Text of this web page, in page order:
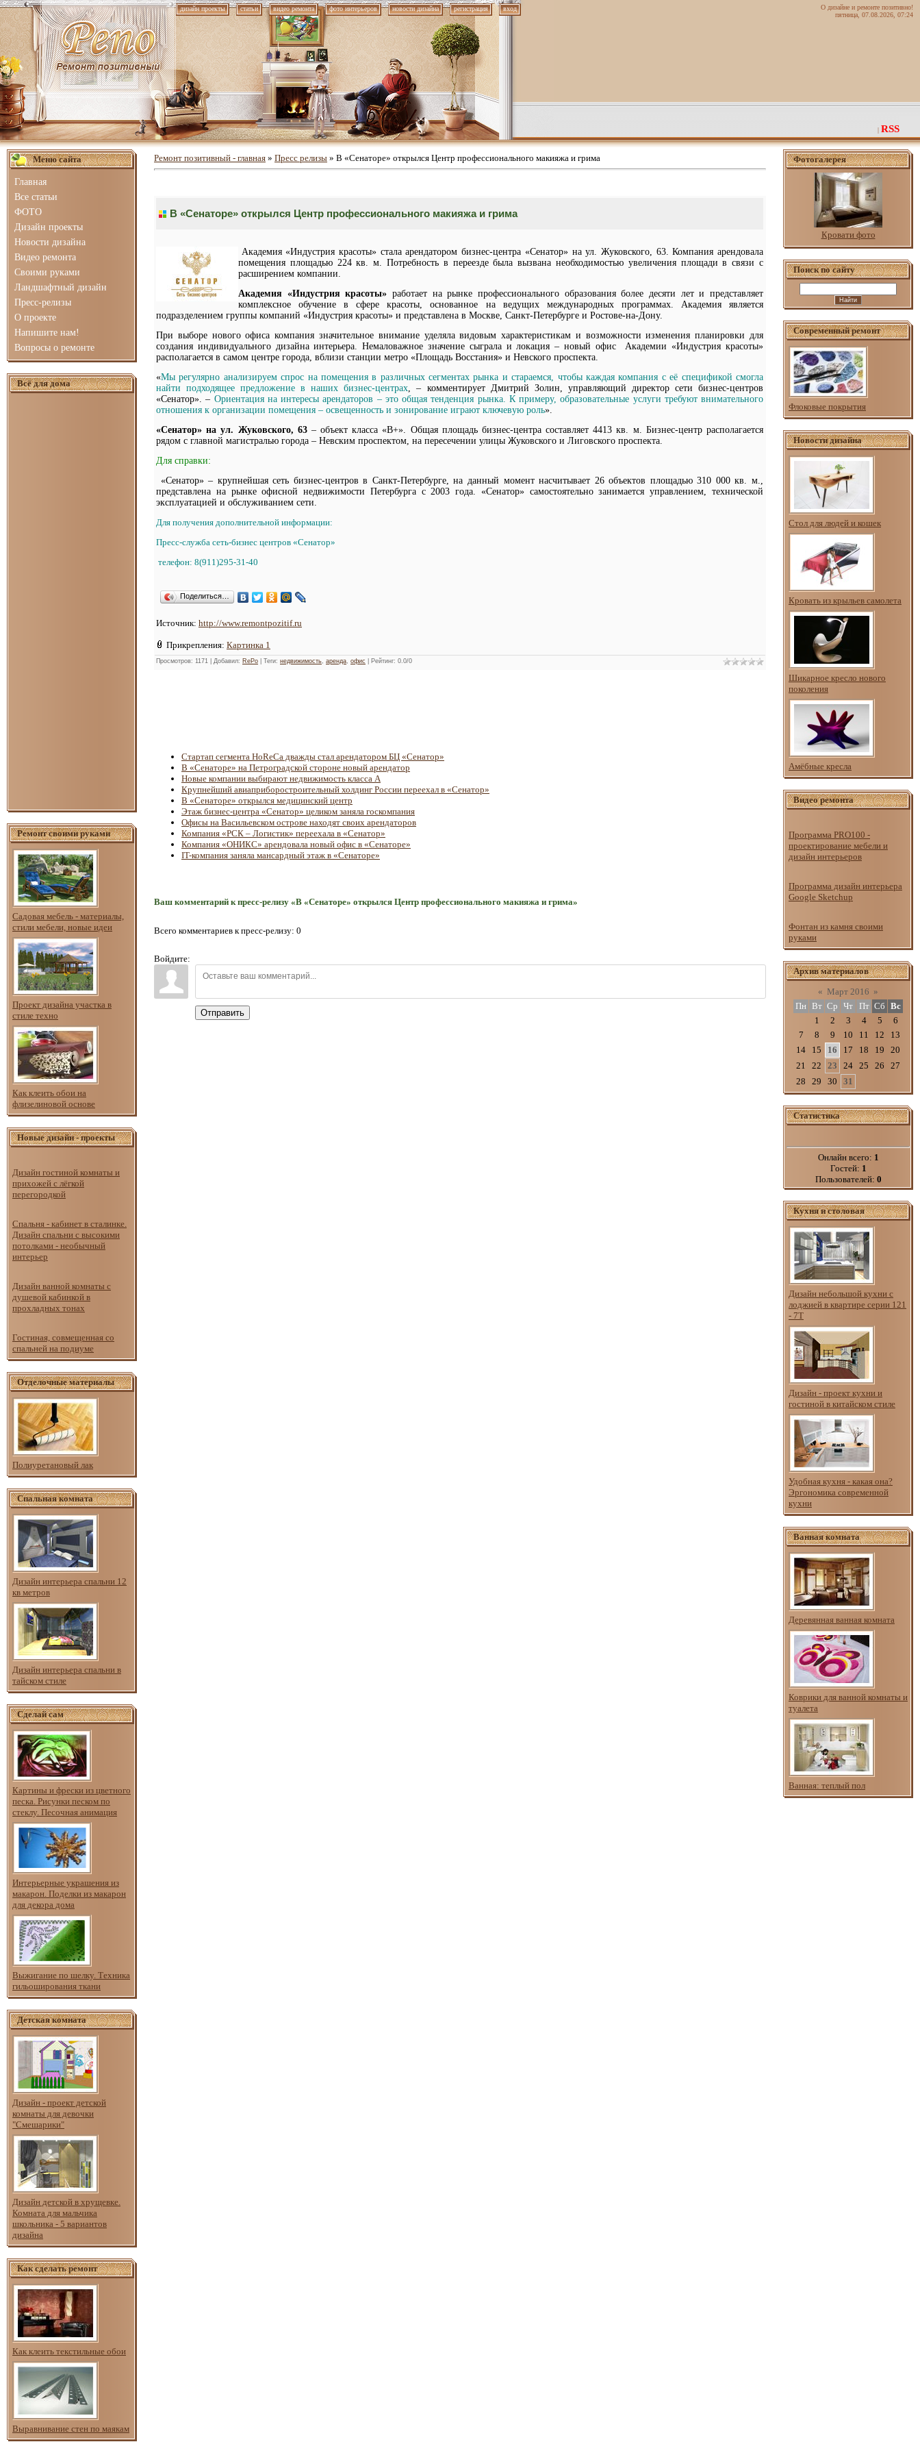
дизайн проекты статьи видео ремонта фото интерьеров новости дизайна регистрация вход
О дизайне и ремонте позитивно!
пятница, 07.08.2026, 07:24
| RSS
Меню сайта
Главная
Все статьи
ФОТО
Дизайн проекты
Новости дизайна
Видео ремонта
Своими руками
Ландшафтный дизайн
Пресс-релизы
О проекте
Напишите нам!
Вопросы о ремонте
Всё для дома
Ремонт своими руками
Садовая мебель - материалы,
стили мебели, новые идеи
Проект дизайна участка в
стиле техно
Как клеить обои на
флизелиновой основе
Новые дизайн - проекты
Дизайн гостиной комнаты и
прихожей с лёгкой
перегородкой
Спальня - кабинет в сталинке.
Дизайн спальни с высокими
потолками - необычный
интерьер
Дизайн ванной комнаты с
душевой кабинкой в
прохладных тонах
Гостиная, совмещенная со
спальней на подиуме
Отделочные материалы
Полиуретановый лак
Спальная комната
Дизайн интерьера спальни 12
кв метров
Дизайн интерьера спальни в
тайском стиле
Сделай сам
Картины и фрески из цветного
песка. Рисунки песком по
стеклу. Песочная анимация
Интерьерные украшения из
макарон. Поделки из макарон
для декора дома
Выжигание по шелку. Техника
гильоширования ткани
Детская комната
Дизайн - проект детской
комнаты для девочки
"Смешарики"
Дизайн детской в хрущевке.
Комната для мальчика
школьника - 5 вариантов
дизайна
Как сделать ремонт
Как клеить текстильные обои
Выравнивание стен по маякам
Ремонт позитивный - главная » Пресс релизы » В «Сенаторе» открылся Центр профессионального макияжа и грима
В «Сенаторе» открылся Центр профессионального макияжа и грима
Академия «Индустрия красоты» стала арендатором бизнес-центра «Сенатор» на ул. Жуковского, 63. Компания арендовала
помещения площадью 224 кв. м. Потребность в переезде была вызвана необходимостью увеличения площади в связи с
расширением компании.
Академия «Индустрия красоты» работает на рынке профессионального образования более десяти лет и представляет
комплексное обучение в сфере красоты, основанное на ведущих международных программах. Академия является
подразделением группы компаний «Индустрия красоты» и представлена в Москве, Санкт-Петербурге и Ростове-на-Дону.
При выборе нового офиса компания значительное внимание уделяла видовым характеристикам и возможности изменения планировки для
создания индивидуального дизайна интерьера. Немаловажное значение сыграла и локация – новый офис Академии «Индустрия красоты»
располагается в самом центре города, вблизи станции метро «Площадь Восстания» и Невского проспекта.
«Мы регулярно анализируем спрос на помещения в различных сегментах рынка и стараемся, чтобы каждая компания с её спецификой смогла
найти подходящее предложение в наших бизнес-центрах, – комментирует Дмитрий Золин, управляющий директор сети бизнес-центров
«Сенатор». – Ориентация на интересы арендаторов – это общая тенденция рынка. К примеру, образовательные услуги требуют внимательного
отношения к организации помещения – освещенность и зонирование играют ключевую роль».
«Сенатор» на ул. Жуковского, 63– объект класса «B+». Общая площадь бизнес-центра составляет 4413 кв. м. Бизнес-центр располагается
рядом с главной магистралью города – Невским проспектом, на пересечении улицы Жуковского и Лиговского проспекта.
Для справки:
«Сенатор» – крупнейшая сеть бизнес-центров в Санкт-Петербурге, на данный момент насчитывает 26 объектов площадью 310 000 кв. м.,
представлена на рынке офисной недвижимости Петербурга с 2003 года. «Сенатор» самостоятельно занимается управлением, технической
эксплуатацией и обслуживанием сети.
Для получения дополнительной информации:
Пресс-служба сеть-бизнес центров «Сенатор»
телефон: 8(911)295-31-40
Поделиться…
Источник: http://www.remontpozitif.ru
Прикрепления: Картинка 1
Просмотров: 1171 | Добавил: RePo Теги: недвижимость, аренда, офис Рейтинг: 0.0/0
Стартап сегмента HoReCa дважды стал арендатором БЦ «Сенатор»
В «Сенаторе» на Петроградской стороне новый арендатор
Новые компании выбирают недвижимость класса А
Крупнейший авиаприборостроительный холдинг России переехал в «Сенатор»
В «Сенаторе» открылся медицинский центр
Этаж бизнес-центра «Сенатор» целиком заняла госкомпания
Офисы на Васильевском острове находят своих арендаторов
Компания «РСК – Логистик» переехала в «Сенатор»
Компания «ОНИКС» арендовала новый офис в «Сенаторе»
IT-компания заняла мансардный этаж в «Сенаторе»
Ваш комментарий к пресс-релизу «В «Сенаторе» открылся Центр профессионального макияжа и грима»
Всего комментариев к пресс-релизу: 0
Войдите:
Отправить
Фотогалерея
Кровати фото
Поиск по сайту
Современный ремонт
Флоковые покрытия
Новости дизайна
Стол для людей и кошек
Кровать из крыльев самолета
Шикарное кресло нового
поколения
Амёбные кресла
Видео ремонта
Программа PRO100 -
проектирование мебели и
дизайн интерьеров
Программа дизайн интерьера
Google Sketchup
Фонтан из камня своими
руками
Архив материалов
« Март 2016 »
Пн Вт Ср Чт Пт Сб Вс
1
2 3 4 5
6
7
8 9 10 11 12
13
14
15 16 17 18 19
20
21
22 23 24 25 26
27
28
29 30 31
Статистика
Онлайн всего: 1
Гостей: 1
Пользователей: 0
Кухня и столовая
Дизайн небольшой кухни с
лоджией в квартире серии 121
- 7Т
Дизайн - проект кухни и
гостиной в китайском стиле
Удобная кухня - какая она?
Эргономика современной
кухни
Ванная комната
Деревянная ванная комната
Коврики для ванной комнаты и
туалета
Ванная: теплый пол